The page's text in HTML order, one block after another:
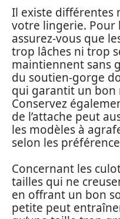
Il existe différentes
votre lingerie. Pour
assurez-vous que
trop lâches ni trop
maintiennent sans
du soutien-gorge
qui garantit un bon
Conservez
de l’attache peut
les modèles à
selon les
Concernant les
tailles qui ne
en offrant un bon
petite peut